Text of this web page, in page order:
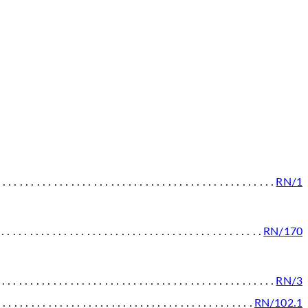
RN/1
RN/170
RN/3
RN/102.1